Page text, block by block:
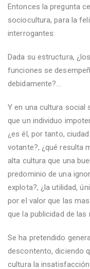
Entonces la pregunta
sociocultura, para la
interrogantes:
Dada su estructura,
funciones se
debidamente?...
Y en una cultura social
que un individuo
¿es él, por tanto,
votante?, ¿qué resulta
alta cultura que una
predominio de una
explota?, ¿la utilidad,
por el valor que las
que la publicidad de
Se ha pretendido
descontento, diciendo
cultura la